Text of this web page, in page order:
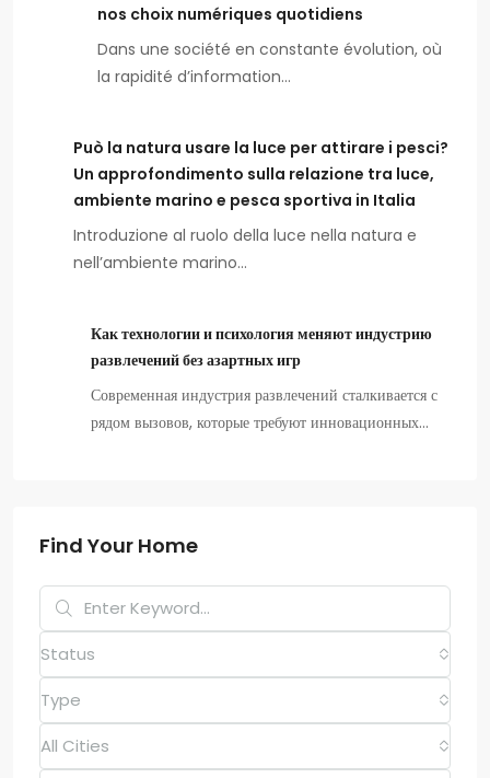
nos choix numériques quotidiens
Dans une société en constante évolution, où
la rapidité d’information…
Può la natura usare la luce per attirare i pesci?
Un approfondimento sulla relazione tra luce,
ambiente marino e pesca sportiva in Italia
Introduzione al ruolo della luce nella natura e
nell’ambiente marino…
Как технологии и психология меняют индустрию
развлечений без азартных игр
Современная индустрия развлечений сталкивается с
рядом вызовов, которые требуют инновационных…
Find Your Home
Status
Type
All Cities